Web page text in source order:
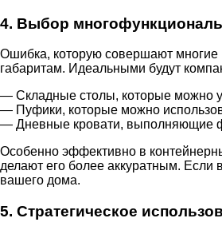
4. Выбор
Ошибка, которую совершают многие
габаритам. Идеальными будут
— Складные столы, которые можно
— Пуфики, которые можно
— Дневные кровати, выполняющие
Особенно эффективно в
делают его более аккуратным.
вашего дома.
5. Стратегическое